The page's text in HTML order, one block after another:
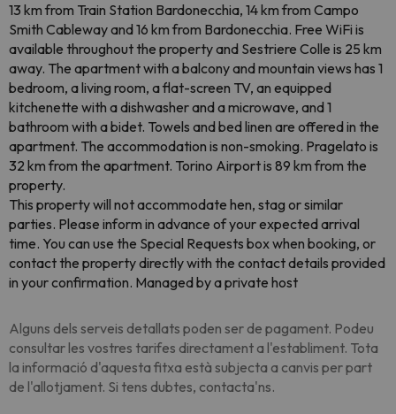
13 km from Train Station Bardonecchia, 14 km from Campo
Smith Cableway and 16 km from Bardonecchia. Free WiFi is
available throughout the property and Sestriere Colle is 25 km
away. The apartment with a balcony and mountain views has 1
bedroom, a living room, a flat-screen TV, an equipped
kitchenette with a dishwasher and a microwave, and 1
bathroom with a bidet. Towels and bed linen are offered in the
apartment. The accommodation is non-smoking. Pragelato is
32 km from the apartment. Torino Airport is 89 km from the
property.
This property will not accommodate hen, stag or similar
parties. Please inform in advance of your expected arrival
time. You can use the Special Requests box when booking, or
contact the property directly with the contact details provided
in your confirmation. Managed by a private host
Alguns dels serveis detallats poden ser de pagament. Podeu
consultar les vostres tarifes directament a l'establiment. Tota
la informació d'aquesta fitxa està subjecta a canvis per part
de l'allotjament. Si tens dubtes, contacta'ns.